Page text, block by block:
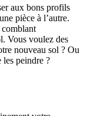
aux bons profils
pièce à l’autre.
comblant
Vous voulez des
nouveau sol ? Ou
les peindre ?